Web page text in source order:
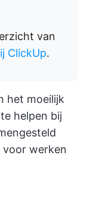
van
ClickUp.
het moeilijk
helpen bij
voor werken